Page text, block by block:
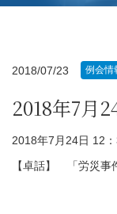
2018/07/23 例会情
2018年7月
2018年7 月24日 12 ：
【卓話】 「労災